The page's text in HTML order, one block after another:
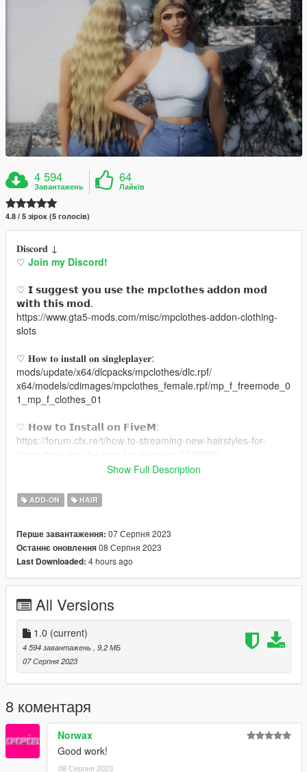
4 594
Завантажень
64
Лайків
4.8 / 5 зірок (5 голосів)
𝐃𝐢𝐬𝐜𝐨𝐫𝐝 ↓
♡ Join my Discord!
♡ 𝗜 𝘀𝘂𝗴𝗴𝗲𝘀𝘁 𝘆𝗼𝘂 𝘂𝘀𝗲 𝘁𝗵𝗲 𝗺𝗽𝗰𝗹𝗼𝘁𝗵𝗲𝘀 𝗮𝗱𝗱𝗼𝗻 𝗺𝗼𝗱
𝘄𝗶𝘁𝗵 𝘁𝗵𝗶𝘀 𝗺𝗼𝗱.
https://www.gta5-mods.com/misc/mpclothes-addon-clothing-
slots
♡ 𝐇𝐨𝐰 𝐭𝐨 𝐢𝐧𝐬𝐭𝐚𝐥𝐥 𝐨𝐧 𝐬𝐢𝐧𝐠𝐥𝐞𝐩𝐥𝐚𝐲𝐞𝐫:
mods/update/x64/dlcpacks/mpclothes/dlc.rpf/
x64/models/cdimages/mpclothes_female.rpf/mp_f_freemode_0
1_mp_f_clothes_01
♡ 𝗛𝗼𝘄 𝘁𝗼 𝗜𝗻𝘀𝘁𝗮𝗹𝗹 𝗼𝗻 𝗙𝗶𝘃𝗲𝗠:
https://forum.cfx.re/t/how-to-streaming-new-hairstyles-for-
Simplicity
Show Full Description
ADD-ON HAIR
Перше завантаження: 07 Серпня 2023
Останнє оновлення08 Серпня 2023
Last Downloaded: 4 hours ago
All Versions
1.0 (current)
4 594 завантажень , 9,2 МБ
07 Серпня 2023
8 коментаря
Norwax
Good work!
08 Серпня 2023